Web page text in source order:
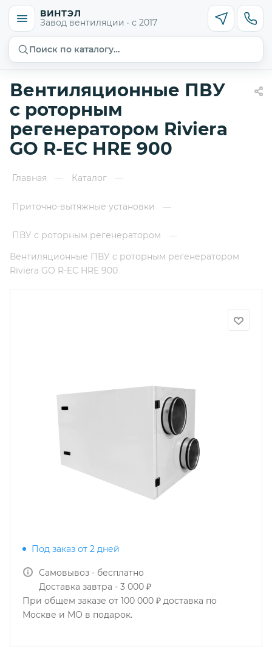
ВИНТЭЛ
Завод вентиляции · с 2017
Поиск по каталогу…
Вентиляционные ПВУ
с роторным
регенератором Riviera
GO R-EC HRE 900
Главная — Каталог —
Приточно-вытяжные установки —
ПВУ с роторным регенератором
—
Вентиляционные ПВУ с роторным регенератором
Riviera GO R-EC HRE 900
Под заказ от 2 дней
Самовывоз - бесплатно
Доставка завтра - 3 000 ₽
При общем заказе от 100 000 ₽ доставка по
Москве и МО в подарок.